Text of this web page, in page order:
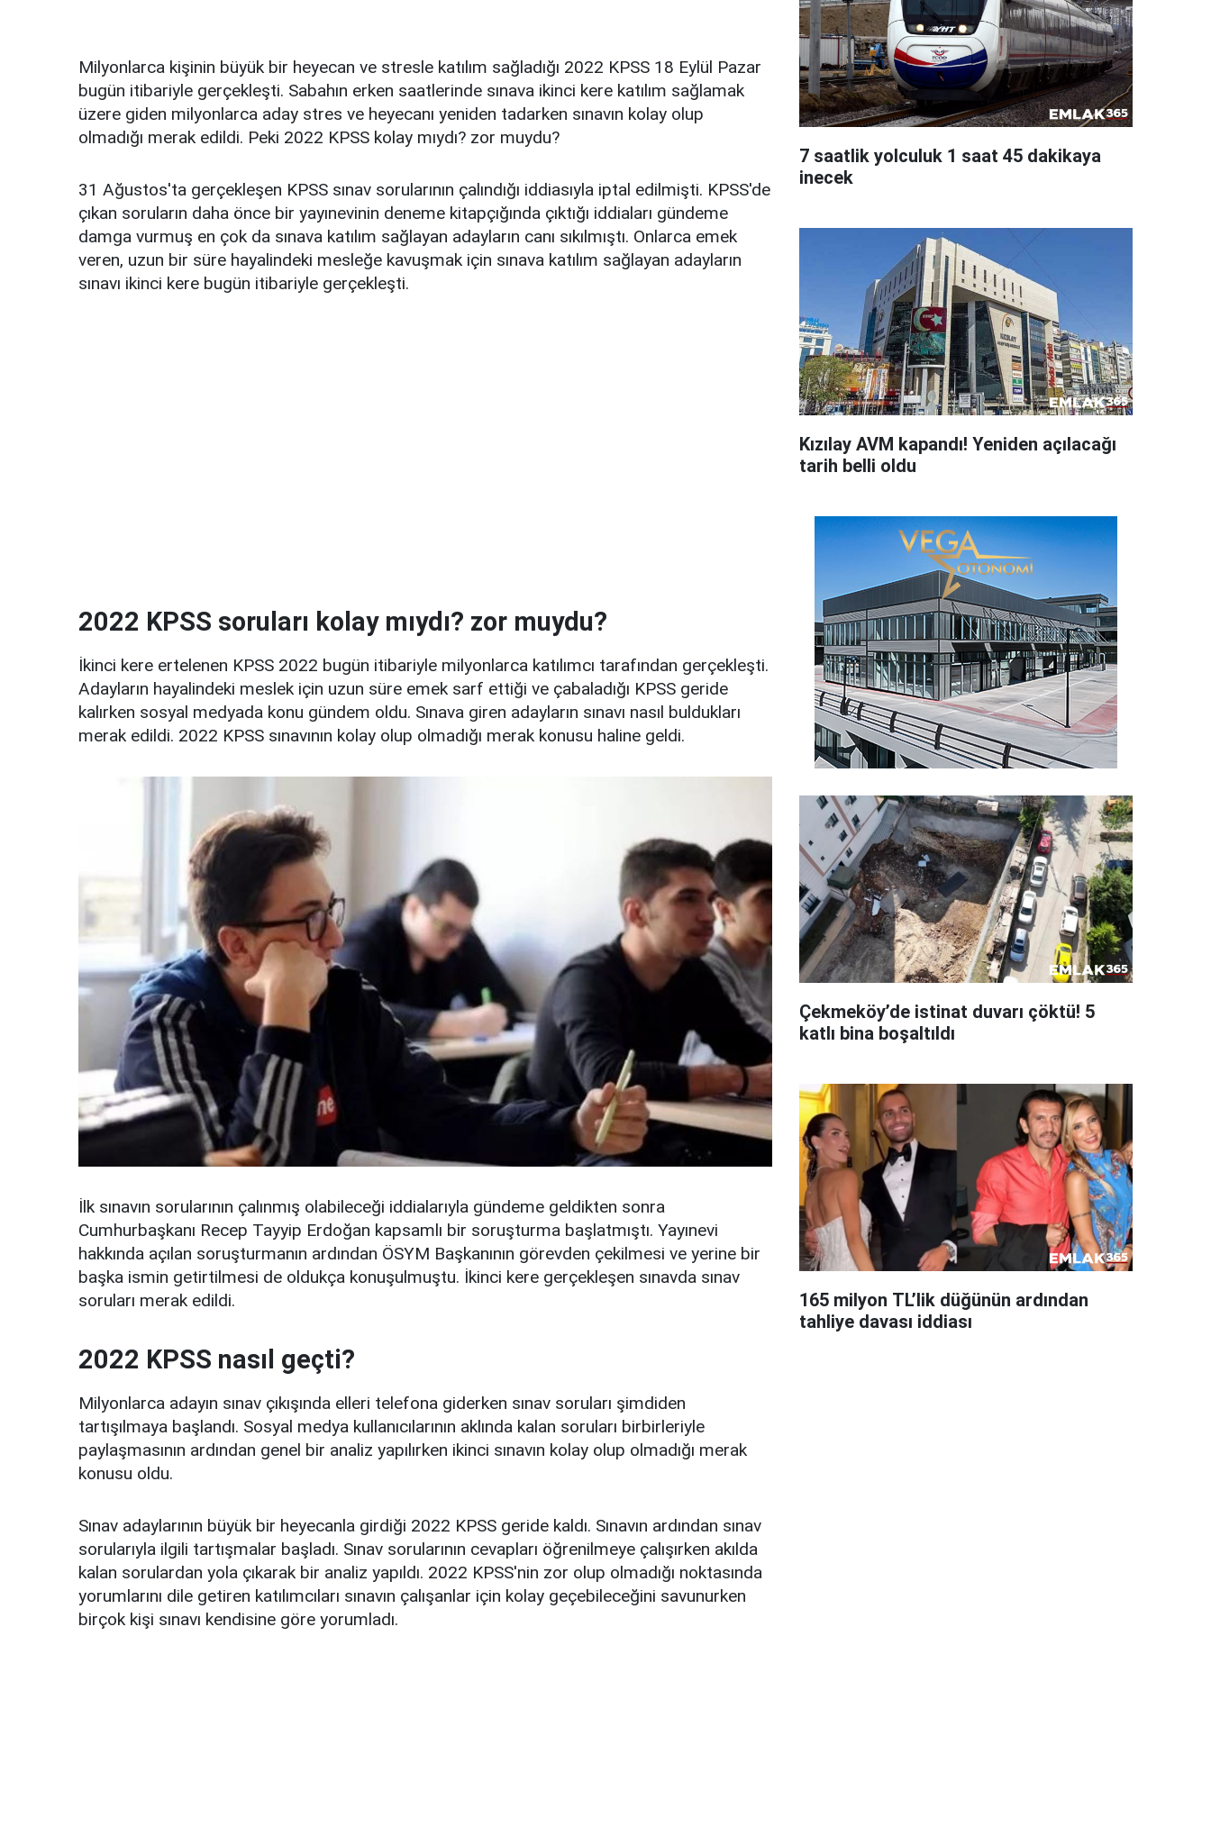
Milyonlarca kişinin büyük bir heyecan ve stresle katılım sağladığı 2022 KPSS 18 Eylül Pazar
bugün itibariyle gerçekleşti. Sabahın erken saatlerinde sınava ikinci kere katılım sağlamak
üzere giden milyonlarca aday stres ve heyecanı yeniden tadarken sınavın kolay olup
olmadığı merak edildi. Peki 2022 KPSS kolay mıydı? zor muydu?
31 Ağustos'ta gerçekleşen KPSS sınav sorularının çalındığı iddiasıyla iptal edilmişti. KPSS'de
çıkan soruların daha önce bir yayınevinin deneme kitapçığında çıktığı iddiaları gündeme
damga vurmuş en çok da sınava katılım sağlayan adayların canı sıkılmıştı. Onlarca emek
veren, uzun bir süre hayalindeki mesleğe kavuşmak için sınava katılım sağlayan adayların
sınavı ikinci kere bugün itibariyle gerçekleşti.
2022 KPSS soruları kolay mıydı? zor muydu?
İkinci kere ertelenen KPSS 2022 bugün itibariyle milyonlarca katılımcı tarafından gerçekleşti.
Adayların hayalindeki meslek için uzun süre emek sarf ettiği ve çabaladığı KPSS geride
kalırken sosyal medyada konu gündem oldu. Sınava giren adayların sınavı nasıl buldukları
merak edildi. 2022 KPSS sınavının kolay olup olmadığı merak konusu haline geldi.
İlk sınavın sorularının çalınmış olabileceği iddialarıyla gündeme geldikten sonra
Cumhurbaşkanı Recep Tayyip Erdoğan kapsamlı bir soruşturma başlatmıştı. Yayınevi
hakkında açılan soruşturmanın ardından ÖSYM Başkanının görevden çekilmesi ve yerine bir
başka ismin getirtilmesi de oldukça konuşulmuştu. İkinci kere gerçekleşen sınavda sınav
soruları merak edildi.
2022 KPSS nasıl geçti?
Milyonlarca adayın sınav çıkışında elleri telefona giderken sınav soruları şimdiden
tartışılmaya başlandı. Sosyal medya kullanıcılarının aklında kalan soruları birbirleriyle
paylaşmasının ardından genel bir analiz yapılırken ikinci sınavın kolay olup olmadığı merak
konusu oldu.
Sınav adaylarının büyük bir heyecanla girdiği 2022 KPSS geride kaldı. Sınavın ardından sınav
sorularıyla ilgili tartışmalar başladı. Sınav sorularının cevapları öğrenilmeye çalışırken akılda
kalan sorulardan yola çıkarak bir analiz yapıldı. 2022 KPSS'nin zor olup olmadığı noktasında
yorumlarını dile getiren katılımcıları sınavın çalışanlar için kolay geçebileceğini savunurken
birçok kişi sınavı kendisine göre yorumladı.
7 saatlik yolculuk 1 saat 45 dakikaya
inecek
Kızılay AVM kapandı! Yeniden açılacağı
tarih belli oldu
Çekmeköy’de istinat duvarı çöktü! 5
katlı bina boşaltıldı
165 milyon TL’lik düğünün ardından
tahliye davası iddiası